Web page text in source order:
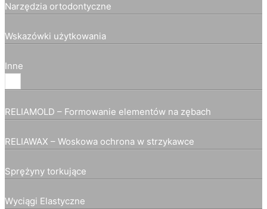
Narzędzia ortodontyczne
Wskazówki użytkowania
Inne
RELIAMOLD – Formowanie elementów na zębach
RELIAWAX – Woskowa ochrona w strzykawce
Sprężyny torkujące
Wyciągi Elastyczne